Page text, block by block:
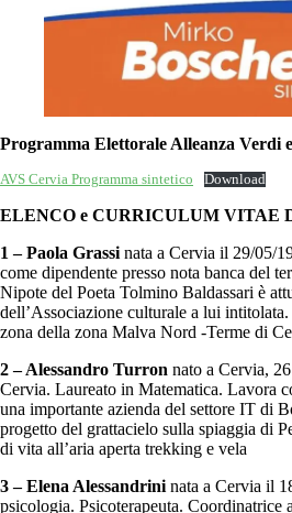
Programma Elettorale Alleanza Verdi
AVS Cervia Programma sintetico Download
ELENCO e CURRICULUM VITAE
1 – Paola Grassi nata a Cervia il 29/05/
come dipendente presso nota banca del
Nipote del Poeta Tolmino Baldassari è
dell’Associazione culturale a lui
zona della zona Malva Nord -Terme di
2 – Alessandro Turron nato a Cervia,
Cervia. Laureato in Matematica. Lavora
una importante azienda del settore IT di
progetto del grattacielo sulla spiaggia di
di vita all’aria aperta trekking e vela
3 – Elena Alessandrini nata a Cervia il
psicologia. Psicoterapeuta. Coordinatrice